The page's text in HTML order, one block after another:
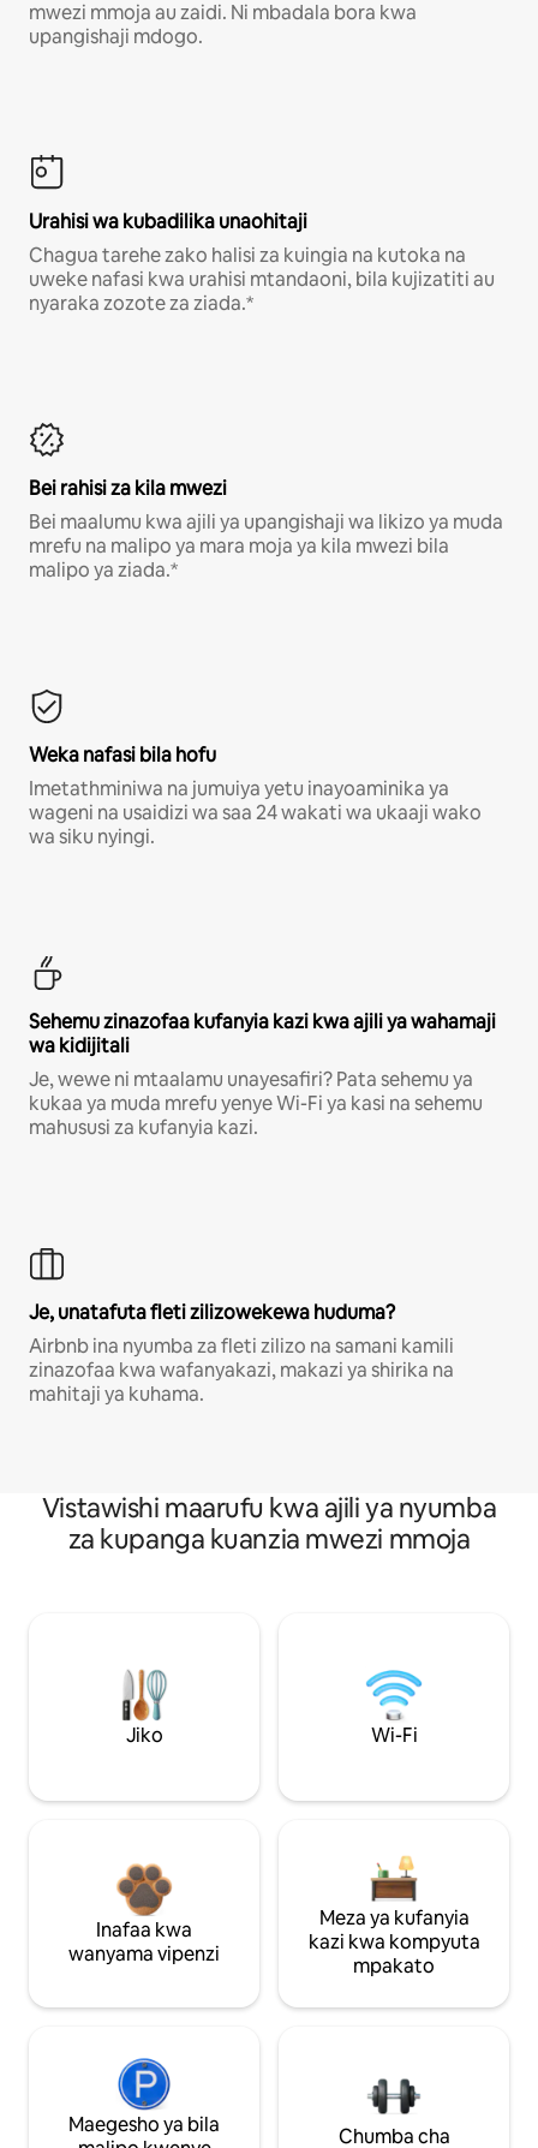
mwezi mmoja au zaidi. Ni mbadala bora kwa
upangishaji mdogo.
Urahisi wa kubadilika unaohitaji
Chagua tarehe zako halisi za kuingia na kutoka na
uweke nafasi kwa urahisi mtandaoni, bila kujizatiti au
nyaraka zozote za ziada.*
Bei rahisi za kila mwezi
Bei maalumu kwa ajili ya upangishaji wa likizo ya muda
mrefu na malipo ya mara moja ya kila mwezi bila
malipo ya ziada.*
Weka nafasi bila hofu
Imetathminiwa na jumuiya yetu inayoaminika ya
wageni na usaidizi wa saa 24 wakati wa ukaaji wako
wa siku nyingi.
Sehemu zinazofaa kufanyia kazi kwa ajili ya wahamaji
wa kidijitali
Je, wewe ni mtaalamu unayesafiri? Pata sehemu ya
kukaa ya muda mrefu yenye Wi-Fi ya kasi na sehemu
mahususi za kufanyia kazi.
Je, unatafuta fleti zilizowekewa huduma?
Airbnb ina nyumba za fleti zilizo na samani kamili
zinazofaa kwa wafanyakazi, makazi ya shirika na
mahitaji ya kuhama.
Vistawishi maarufu kwa ajili ya nyumba
za kupanga kuanzia mwezi mmoja
Jiko Wi-Fi
Inafaa kwa
wanyama vipenzi
Meza ya kufanyia
kazi kwa kompyuta
mpakato
Maegesho ya bila
Chumba cha